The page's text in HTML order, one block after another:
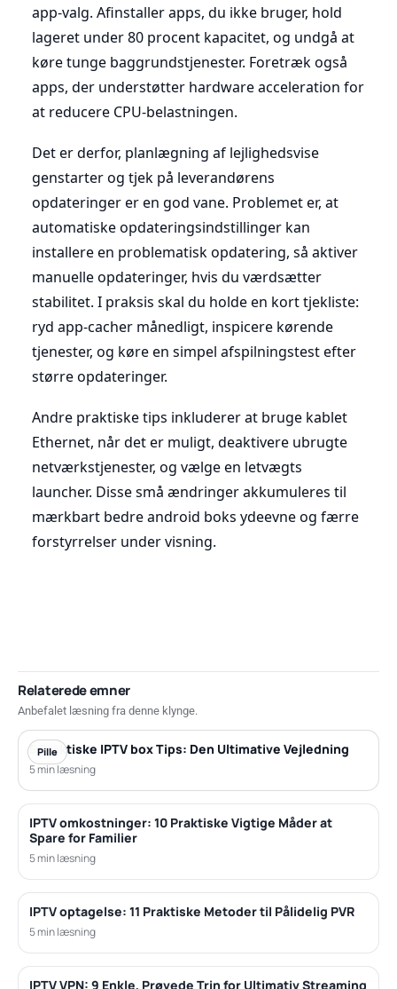
app-valg. Afinstaller apps, du ikke bruger, hold
lageret under 80 procent kapacitet, og undgå at
køre tunge baggrundstjenester. Foretræk også
apps, der understøtter hardware acceleration for
at reducere CPU-belastningen.
Det er derfor, planlægning af lejlighedsvise
genstarter og tjek på leverandørens
opdateringer er en god vane. Problemet er, at
automatiske opdateringsindstillinger kan
installere en problematisk opdatering, så aktiver
manuelle opdateringer, hvis du værdsætter
stabilitet. I praksis skal du holde en kort tjekliste:
ryd app-cacher månedligt, inspicere kørende
tjenester, og køre en simpel afspilningstest efter
større opdateringer.
Andre praktiske tips inkluderer at bruge kablet
Ethernet, når det er muligt, deaktivere ubrugte
netværkstjenester, og vælge en letvægts
launcher. Disse små ændringer akkumuleres til
mærkbart bedre android boks ydeevne og færre
forstyrrelser under visning.
Relaterede emner
Anbefalet læsning fra denne klynge.
Pille
5 Praktiske IPTV box Tips: Den Ultimative Vejledning
5 min læsning
IPTV omkostninger: 10 Praktiske Vigtige Måder at
Spare for Familier
5 min læsning
IPTV optagelse: 11 Praktiske Metoder til Pålidelig PVR
5 min læsning
IPTV VPN: 9 Enkle, Prøvede Trin for Ultimativ Streaming